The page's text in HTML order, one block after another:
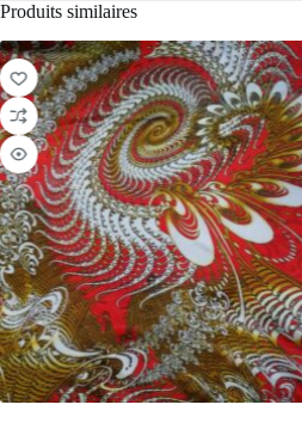
Produits similaires
ÉPUISÉ